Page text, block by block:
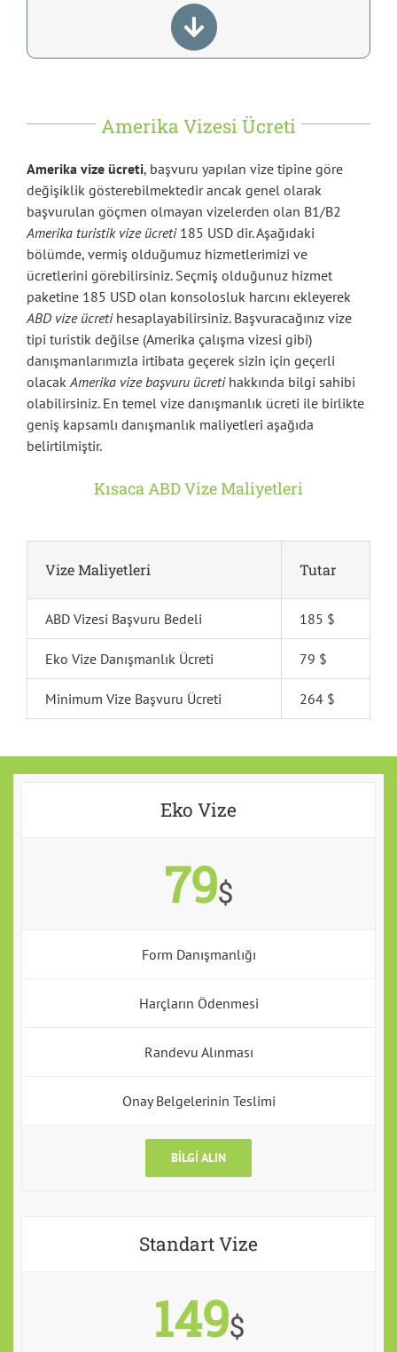
Amerika Vizesi Ücreti
Amerika vize ücreti, başvuru yapılan vize tipine göre
değişiklik gösterebilmektedir ancak genel olarak
başvurulan göçmen olmayan vizelerden olan B1/B2
Amerika turistik vize ücreti185 USD dir. Aşağıdaki
bölümde, vermiş olduğumuz hizmetlerimizi ve
ücretlerini görebilirsiniz. Seçmiş olduğunuz hizmet
paketine 185 USD olan konsolosluk harcını ekleyerek
ABD vize ücretihesaplayabilirsiniz. Başvuracağınız vize
tipi turistik değilse (Amerika çalışma vizesi gibi)
danışmanlarımızla irtibata geçerek sizin için geçerli
olacak Amerika vize başvuru ücretihakkında bilgi sahibi
olabilirsiniz. En temel vize danışmanlık ücreti ile birlikte
geniş kapsamlı danışmanlık maliyetleri aşağıda
belirtilmiştir.
Kısaca ABD Vize Maliyetleri
Vize Maliyetleri Tutar
ABD Vizesi Başvuru Bedeli 185 $
Eko Vize Danışmanlık Ücreti 79 $
Minimum Vize Başvuru Ücreti 264 $
Eko Vize
79$
Form Danışmanlığı
Harçların Ödenmesi
Randevu Alınması
Onay Belgelerinin Teslimi
BILGI ALIN
Standart Vize
149$